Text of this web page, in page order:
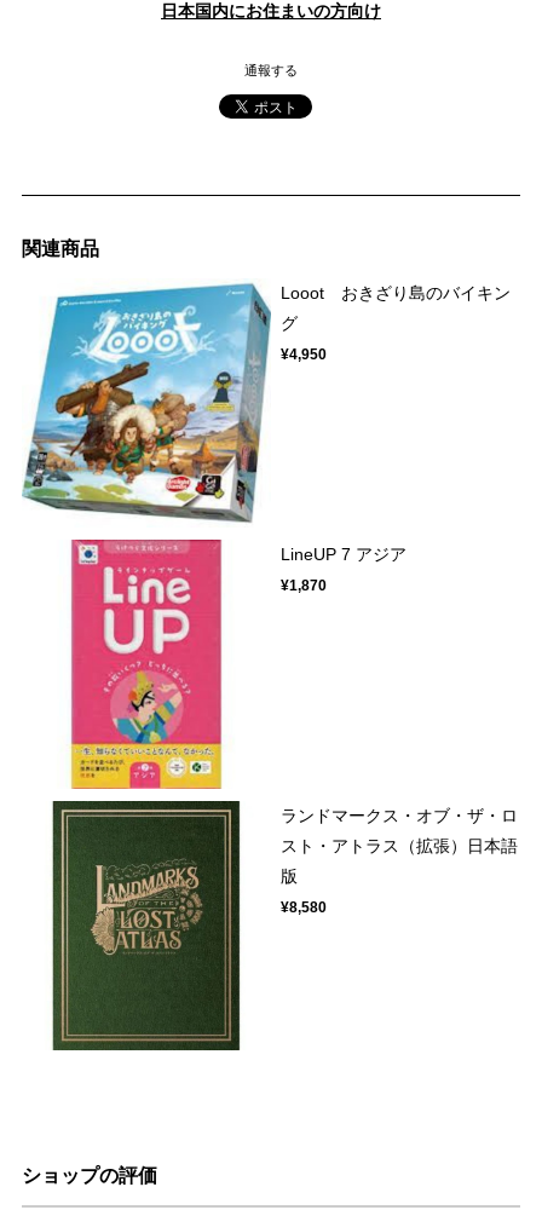
日本国内にお住まいの方向け
通報する
関連商品
Looot おきざり島のバイキン
グ
¥4,950
LineUP 7 アジア
¥1,870
ランドマークス・オブ・ザ・ロ
スト・アトラス（拡張）日本語
版
¥8,580
ショップの評価